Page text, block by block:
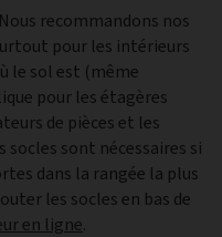
recommandons nos
pour les intérieurs
le sol est (même
pour les étagères
de pièces et les
socles sont nécessaires si
dans la rangée la plus
les socles en bas de
en ligne.